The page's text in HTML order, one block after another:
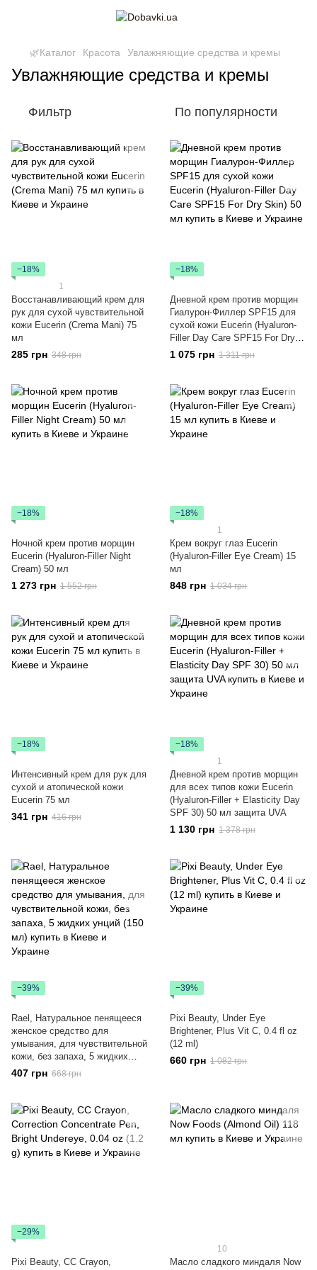
🌿Каталог Красота Увлажняющие средства и кремы
Увлажняющие средства и кремы
Фильтр По популярности
−18%
1
Восстанавливающий крем для
рук для сухой чувствительной
кожи Eucerin (Crema Mani) 75
мл
285 грн 348 грн
−18%
Дневной крем против морщин
Гиалурон-Филлер SPF15 для
сухой кожи Eucerin (Hyaluron-
Filler Day Care SPF15 For Dry
Skin) 50 мл
1 075 грн 1 311 грн
−18%
Ночной крем против морщин
Eucerin (Hyaluron-Filler Night
Cream) 50 мл
1 273 грн 1 552 грн
−18%
1
Крем вокруг глаз Eucerin
(Hyaluron-Filler Eye Cream) 15
мл
848 грн 1 034 грн
−18%
Интенсивный крем для рук для
сухой и атопической кожи
Eucerin 75 мл
341 грн 416 грн
−18%
1
Дневной крем против морщин
для всех типов кожи Eucerin
(Hyaluron-Filler + Elasticity Day
SPF 30) 50 мл защита UVA
1 130 грн 1 378 грн
−39%
Rael, Натуральное пенящееся
женское средство для
умывания, для чувствительной
кожи, без запаха, 5 жидких
унций (150 мл)
407 грн 668 грн
−39%
Pixi Beauty, Under Eye
Brightener, Plus Vit C, 0.4 fl oz
(12 ml)
660 грн 1 082 грн
−29%
Pixi Beauty, CC Crayon,
10
Масло сладкого миндаля Now